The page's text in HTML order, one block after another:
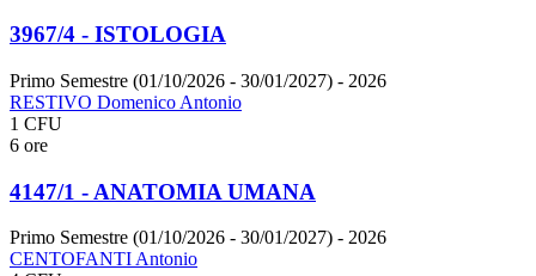
3967/4 - ISTOLOGIA
Primo Semestre (01/10/2026 - 30/01/2027) - 2026
RESTIVO Domenico Antonio
1 CFU
6 ore
4147/1 - ANATOMIA UMANA
Primo Semestre (01/10/2026 - 30/01/2027) - 2026
CENTOFANTI Antonio